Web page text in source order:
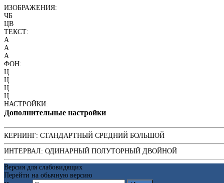
ИЗОБРАЖЕНИЯ:
ЧБ
ЦВ
ТЕКСТ:
A
A
A
ФОН:
Ц
Ц
Ц
Ц
НАСТРОЙКИ:
Дополнительные настройки
КЕРНИНГ: СТАНДАРТНЫЙ СРЕДНИЙ БОЛЬШОЙ
ИНТЕРВАЛ: ОДИНАРНЫЙ ПОЛУТОРНЫЙ ДВОЙНОЙ
Версия для слабовидящих
Перейти на обычную версию